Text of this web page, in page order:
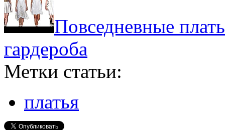
Повседневные
гардероба
Метки статьи:
платья